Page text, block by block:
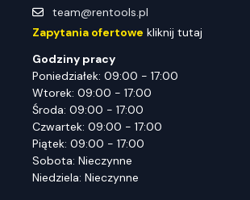
team@rentools.pl
Zapytania ofertowe kliknij tutaj
Godziny pracy
Poniedziałek: 09:00 - 17:00
Wtorek: 09:00 - 17:00
Środa: 09:00 - 17:00
Czwartek: 09:00 - 17:00
Piątek: 09:00 - 17:00
Sobota: Nieczynne
Niedziela: Nieczynne